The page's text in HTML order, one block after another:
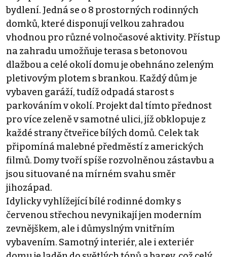
bydlení. Jedná se o 8 prostorných rodinných
domků, které disponují velkou zahradou
vhodnou pro různé volnočasové aktivity. Přístup
na zahradu umožňuje terasa s betonovou
dlažbou a celé okolí domu je obehnáno zeleným
pletivovým plotem s brankou. Každý dům je
vybaven garáží, tudíž odpadá starost s
parkováním v okolí. Projekt dal tímto přednost
pro více zeleně v samotné ulici, jíž obklopuje z
každé strany čtveřice bílých domů. Celek tak
připomíná malebné předměstí z amerických
filmů. Domy tvoří spíše rozvolněnou zástavbu a
jsou situované na mírném svahu směr
jihozápad.
Idylicky vyhlížející bílé rodinné domky s
červenou střechou nevynikají jen moderním
zevnějškem, ale i důmyslným vnitřním
vybavením. Samotný interiér, ale i exteriér